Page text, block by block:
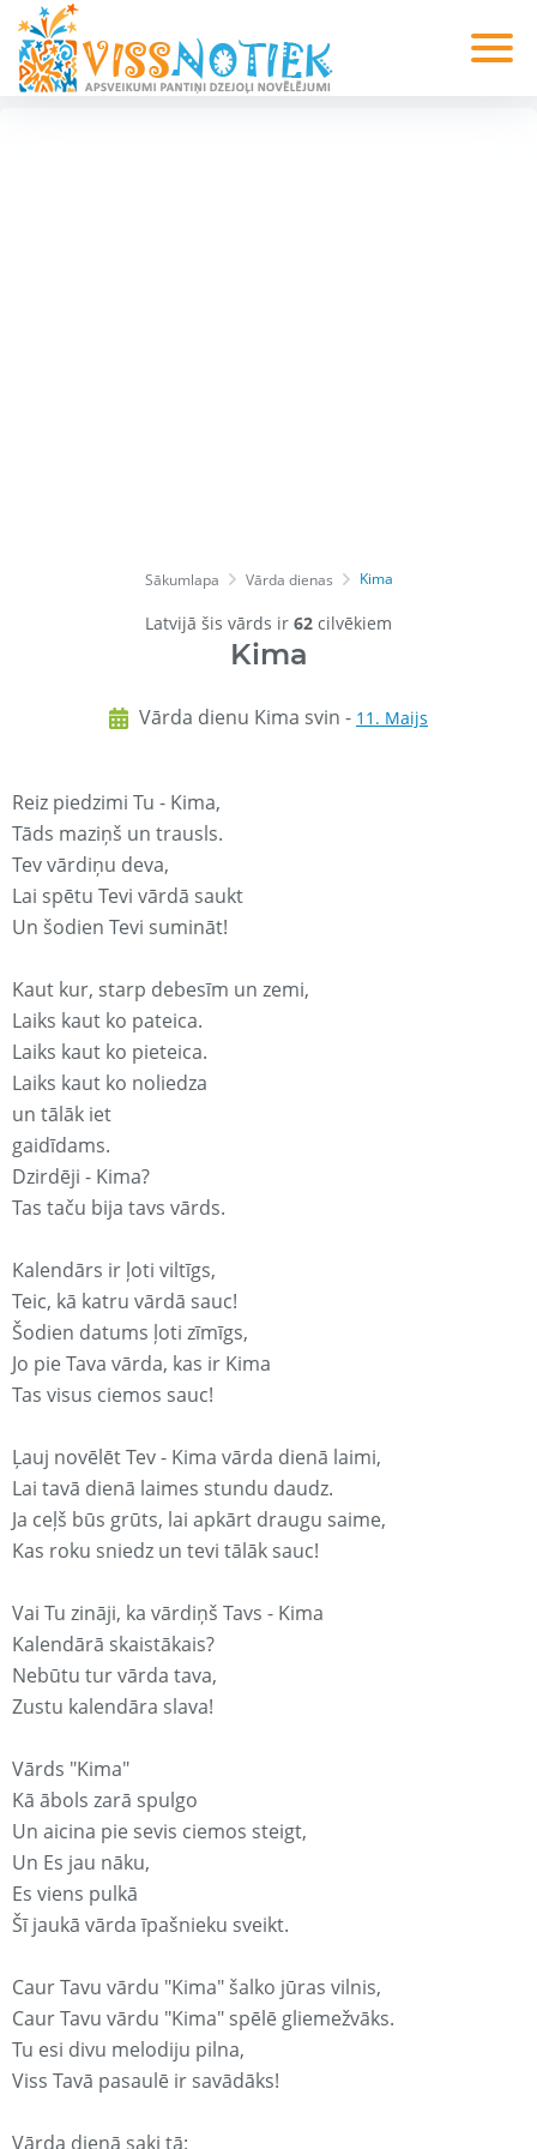
Sākumlapa Vārda dienas Kima
Latvijā šis vārds ir 62 cilvēkiem
Kima
Vārda dienu Kima svin - 11. Maijs
Reiz piedzimi Tu - Kima,
Tāds maziņš un trausls.
Tev vārdiņu deva,
Lai spētu Tevi vārdā saukt
Un šodien Tevi sumināt!
Kaut kur, starp debesīm un zemi,
Laiks kaut ko pateica.
Laiks kaut ko pieteica.
Laiks kaut ko noliedza
un tālāk iet
gaidīdams.
Dzirdēji - Kima?
Tas taču bija tavs vārds.
Kalendārs ir ļoti viltīgs,
Teic, kā katru vārdā sauc!
Šodien datums ļoti zīmīgs,
Jo pie Tava vārda, kas ir Kima
Tas visus ciemos sauc!
Ļauj novēlēt Tev - Kima vārda dienā laimi,
Lai tavā dienā laimes stundu daudz.
Ja ceļš būs grūts, lai apkārt draugu saime,
Kas roku sniedz un tevi tālāk sauc!
Vai Tu zināji, ka vārdiņš Tavs - Kima
Kalendārā skaistākais?
Nebūtu tur vārda tava,
Zustu kalendāra slava!
Vārds "Kima"
Kā ābols zarā spulgo
Un aicina pie sevis ciemos steigt,
Un Es jau nāku,
Es viens pulkā
Šī jaukā vārda īpašnieku sveikt.
Caur Tavu vārdu "Kima" šalko jūras vilnis,
Caur Tavu vārdu "Kima" spēlē gliemežvāks.
Tu esi divu melodiju pilna,
Viss Tavā pasaulē ir savādāks!
Vārda dienā saki tā: